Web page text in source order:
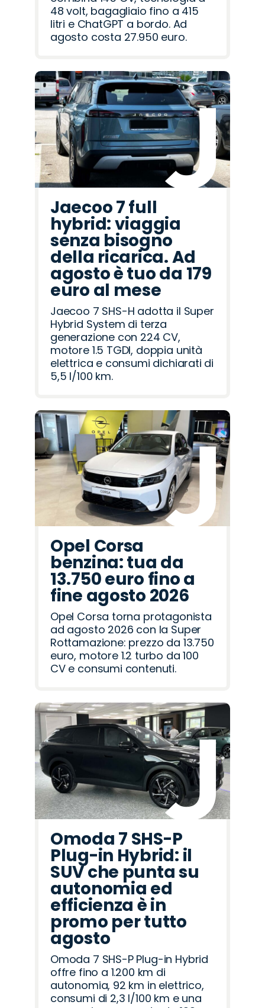
48 volt, bagagliaio fino a 415
litri e ChatGPT a bordo. Ad
agosto costa 27.950 euro.
Jaecoo 7 full
hybrid: viaggia
senza bisogno
della ricarica. Ad
agosto è tuo da 179
euro al mese
Jaecoo 7 SHS-H adotta il Super
Hybrid System di terza
generazione con 224 CV,
motore 1.5 TGDI, doppia unità
elettrica e consumi dichiarati di
5,5 l/100 km.
Opel Corsa
benzina: tua da
13.750 euro fino a
fine agosto 2026
Opel Corsa torna protagonista
ad agosto 2026 con la Super
Rottamazione: prezzo da 13.750
euro, motore 1.2 turbo da 100
CV e consumi contenuti.
Omoda 7 SHS-P
Plug-in Hybrid: il
SUV che punta su
autonomia ed
efficienza è in
promo per tutto
agosto
Omoda 7 SHS-P Plug-in Hybrid
offre fino a 1.200 km di
autonomia, 92 km in elettrico,
consumi di 2,3 l/100 km e una